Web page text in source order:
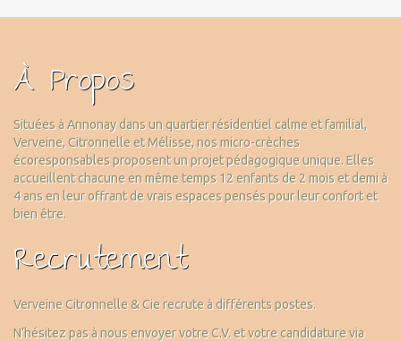
À Propos
Situées à Annonay dans un quartier résidentiel calme et familial,
Verveine, Citronnelle et Mélisse, nos micro-crèches
écoresponsables proposent un projet pédagogique unique. Elles
accueillent chacune en même temps 12 enfants de 2 mois et demi à
4 ans en leur offrant de vrais espaces pensés pour leur confort et
bien être.
Recrutement
Verveine Citronnelle & Cie recrute à différents postes.
N’hésitez pas à nous envoyer votre C.V. et votre candidature via